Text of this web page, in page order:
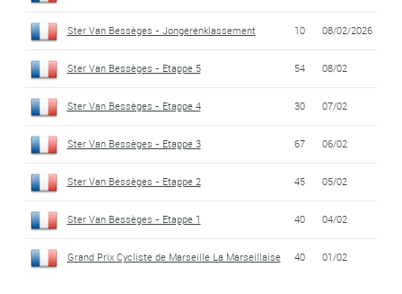
Ster Van Bessèges - Jongerenklassement 10 08/02/2026
Ster Van Bessèges - Etappe 5 54 08/02
Ster Van Bessèges - Etappe 4 30 07/02
Ster Van Bessèges - Etappe 3 67 06/02
Ster Van Bessèges - Etappe 2 45 05/02
Ster Van Bessèges - Etappe 1 40 04/02
Grand Prix Cycliste de Marseille La Marseillaise 40 01/02